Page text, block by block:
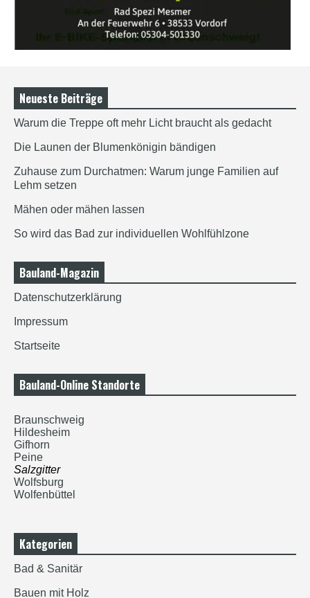
Neueste Beiträge
Warum die Treppe oft mehr Licht braucht als gedacht
Die Launen der Blumenkönigin bändigen
Zuhause zum Durchatmen: Warum junge Familien auf
Lehm setzen
Mähen oder mähen lassen
So wird das Bad zur individuellen Wohlfühlzone
Bauland-Magazin
Datenschutzerklärung
Impressum
Startseite
Bauland-Online Standorte
Braunschweig
Hildesheim
Gifhorn
Peine
Salzgitter
Wolfsburg
Wolfenbüttel
Kategorien
Bad & Sanitär
Bauen mit Holz